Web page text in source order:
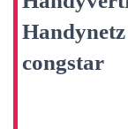
congstar